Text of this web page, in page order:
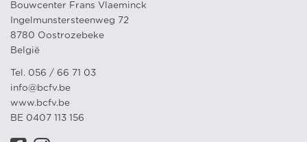
Bouwcenter Frans Vlaeminck
Ingelmunstersteenweg 72
8780 Oostrozebeke
België
Tel. 056 / 66 71 03
info@bcfv.be
www.bcfv.be
BE 0407 113 156